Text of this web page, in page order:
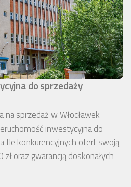
do sprzedaży
na sprzedaż w Włocławek
inwestycyjna do
tle konkurencyjnych ofert swoją
oraz gwarancją doskonałych